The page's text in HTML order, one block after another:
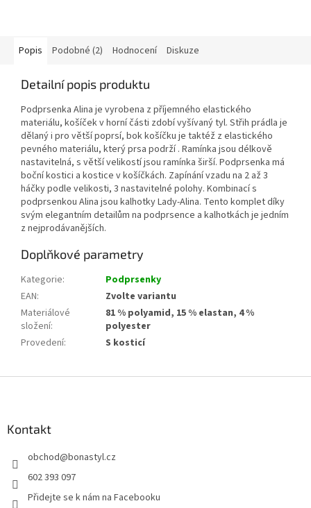
Popis Podobné (2) Hodnocení Diskuze
Detailní popis produktu
Podprsenka Alina je vyrobena z příjemného elastického
materiálu, košíček v horní části zdobí vyšívaný tyl. Střih prádla je
dělaný i pro větší poprsí, bok košíčku je taktéž z elastického
pevného materiálu, který prsa podrží . Ramínka jsou délkově
nastavitelná, s větší velikostí jsou ramínka širší. Podprsenka má
boční kostici a kostice v košíčkách. Zapínání vzadu na 2 až 3
háčky podle velikosti, 3 nastavitelné polohy. Kombinací s
podprsenkou Alina jsou kalhotky Lady-Alina. Tento komplet díky
svým elegantním detailům na podprsence a kalhotkách je jedním
z nejprodávanějších.
Doplňkové parametry
Kategorie:
Podprsenky
EAN:
Zvolte variantu
Materiálové
složení:
81 % polyamid, 15 % elastan, 4 %
polyester
Provedení: S kosticí
Kontakt
obchod@bonastyl.cz
602 393 097
Přidejte se k nám na Facebooku